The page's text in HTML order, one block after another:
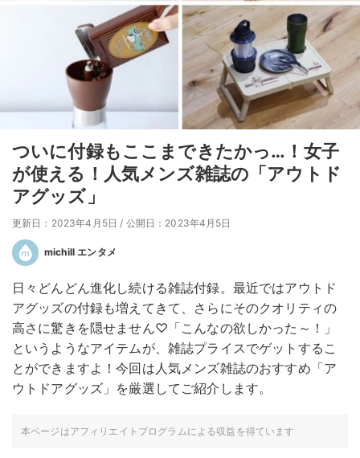
ついに付録もここまできたかっ…！女子
が使える！人気メンズ雑誌の「アウトド
アグッズ」
更新日：2023年4月5日 / 公開日：2023年4月5日
michill エンタメ
日々どんどん進化し続ける雑誌付録。最近ではアウトド
アグッズの付録も増えてきて、さらにそのクオリティの
高さに驚きを隠せません♡「こんなの欲しかった～！」
というようなアイテムが、雑誌プライスでゲットするこ
とができますよ！今回は人気メンズ雑誌のおすすめ「ア
ウトドアグッズ」を厳選してご紹介します。
本ページはアフィリエイトプログラムによる収益を得ています